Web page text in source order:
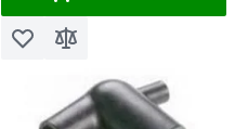
Dodaj u listu želja
Dodaj za poređenje